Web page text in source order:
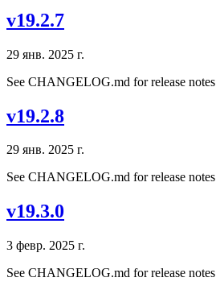
v19.2.7
29 янв. 2025 г.
See CHANGELOG.md for release notes
v19.2.8
29 янв. 2025 г.
See CHANGELOG.md for release notes
v19.3.0
3 февр. 2025 г.
See CHANGELOG.md for release notes